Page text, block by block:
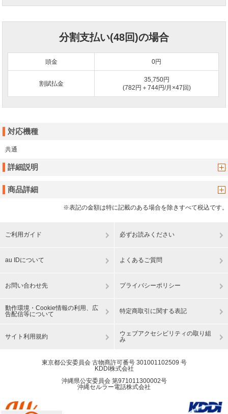
分割支払い(48回)の場合
頭金 0円
割賦払金
35,750円
(782円＋744円/月×47回)
対応機種
共通
詳細説明
商品詳細
※表記の金額は特に記載のある場合を除きすべて税込です。
ご利用ガイド 必ずお読みください
au IDについて よくあるご質問
お問い合わせ先 プライバシーポリシー
動作環境・Cookie情報の利用、広
告配信等について
特定商取引に関する表記
サイト利用規約
ウェブアクセシビリティの取り組
み
東京都公安委員会 古物商許可番号 301001102509 号
KDDI株式会社
沖縄県公安委員会 第971011300002号
沖縄セルラー電話株式会社